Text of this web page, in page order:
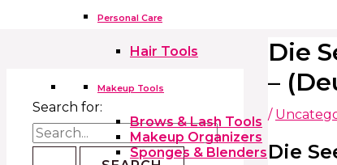
Personal Care
Hair Tools
Makeup Tools
Brows & Lash Tools
Makeup Organizers
Sponges & Blenders
Search for:
Die
–
/
Die